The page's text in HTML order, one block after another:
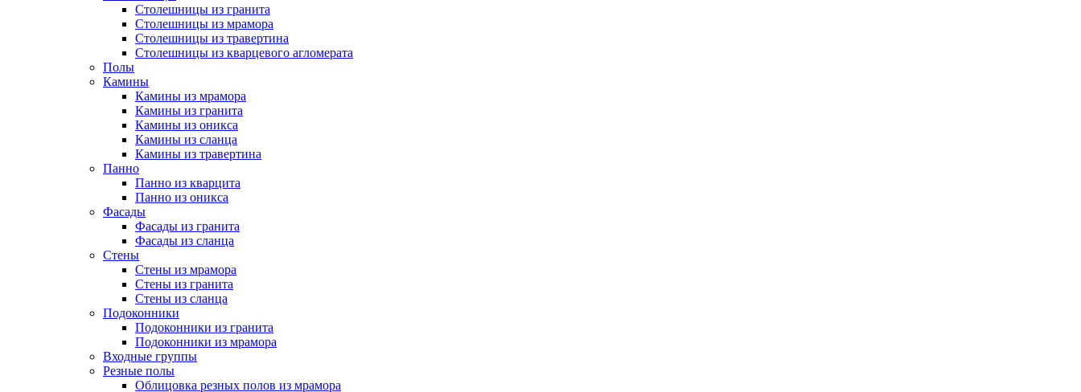
Столешницы из гранита
Столешницы из мрамора
Столешницы из травертина
Столешницы из кварцевого агломерата
Полы
Камины
Камины из мрамора
Камины из гранита
Камины из оникса
Камины из сланца
Камины из травертина
Панно
Панно из кварцита
Панно из оникса
Фасады
Фасады из гранита
Фасады из сланца
Стены
Стены из мрамора
Стены из гранита
Стены из сланца
Подоконники
Подоконники из гранита
Подоконники из мрамора
Входные группы
Резные полы
Облицовка резных полов из мрамора